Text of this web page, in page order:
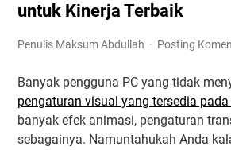
untuk Kinerja Terbaik
Penulis Maksum Abdullah Posting
Banyak pengguna PC yang tidak
pengaturan visual yang tersedia
banyak efek animasi, pengaturan
sebagainya. Namuntahukah Anda